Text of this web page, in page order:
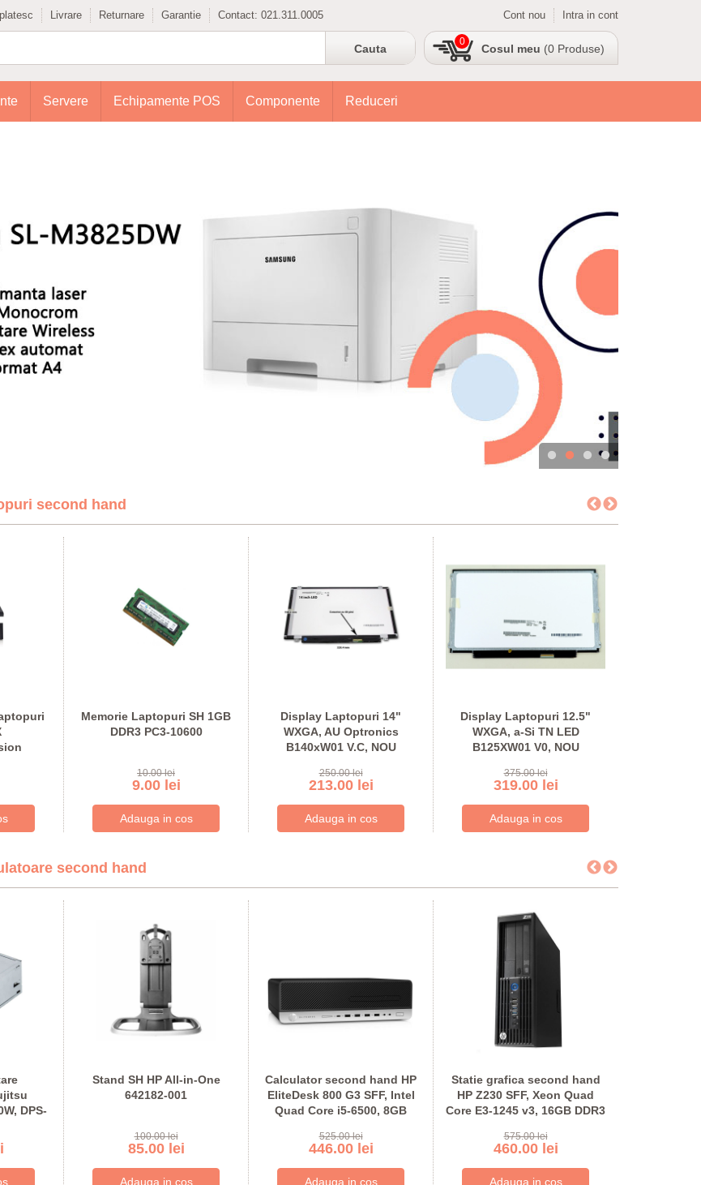
Livrare Returnare Garantie Contact: 021.311.0005 Cont nou Intra in cont
Cosul meu (0 Produse)
0
Servere Echipamente POS Componente Reduceri
second hand
Memorie Laptopuri SH 1GB
DDR3 PC3-10600
10.00 lei
9.00 lei
Display Laptopuri 14"
WXGA, AU Optronics
B140xW01 V.C, NOU
250.00 lei
213.00 lei
Display Laptopuri 12.5"
WXGA, a-Si TN LED
B125XW01 V0, NOU
375.00 lei
319.00 lei
second hand
DPS-
Stand SH HP All-in-One
642182-001
100.00 lei
85.00 lei
Calculator second hand HP
EliteDesk 800 G3 SFF, Intel
Quad Core i5-6500, 8GB
525.00 lei
446.00 lei
Statie grafica second hand
HP Z230 SFF, Xeon Quad
Core E3-1245 v3, 16GB DDR3
575.00 lei
460.00 lei